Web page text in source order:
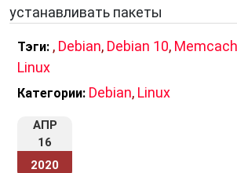
Когда приложение
Memcachedсначала проверяет,
данные в кэше. Если данные
моментально возвращаются
приложение получает их из
(например, базы данных) и
устанавливать пакеты
Тэги: , Debian, Debian 10,
Linux
Категории: Debian, Linux
АПР
16
2020